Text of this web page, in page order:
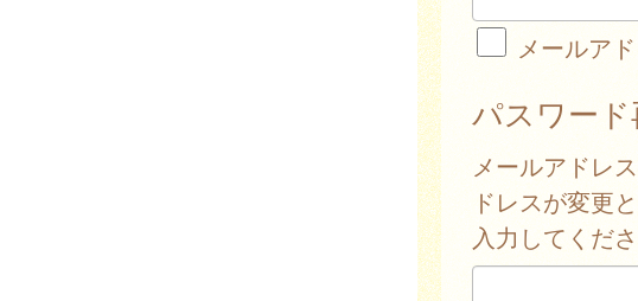
メールア
パスワー
メールアドレ
ドレスが変更
入力してくださ